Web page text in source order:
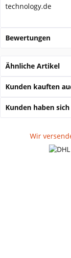
technology.de
Bewertungen
Ähnliche Artikel
Kunden kauften
Kunden haben
Wir